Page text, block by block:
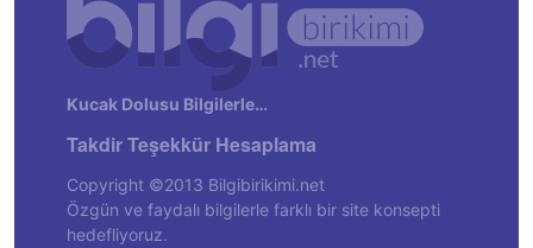
Kucak Dolusu Bilgilerle…
Takdir Teşekkür Hesaplama
Copyright ©2013 Bilgibirikimi.net
Özgün ve faydalı bilgilerle farklı bir site konsepti
hedefliyoruz.